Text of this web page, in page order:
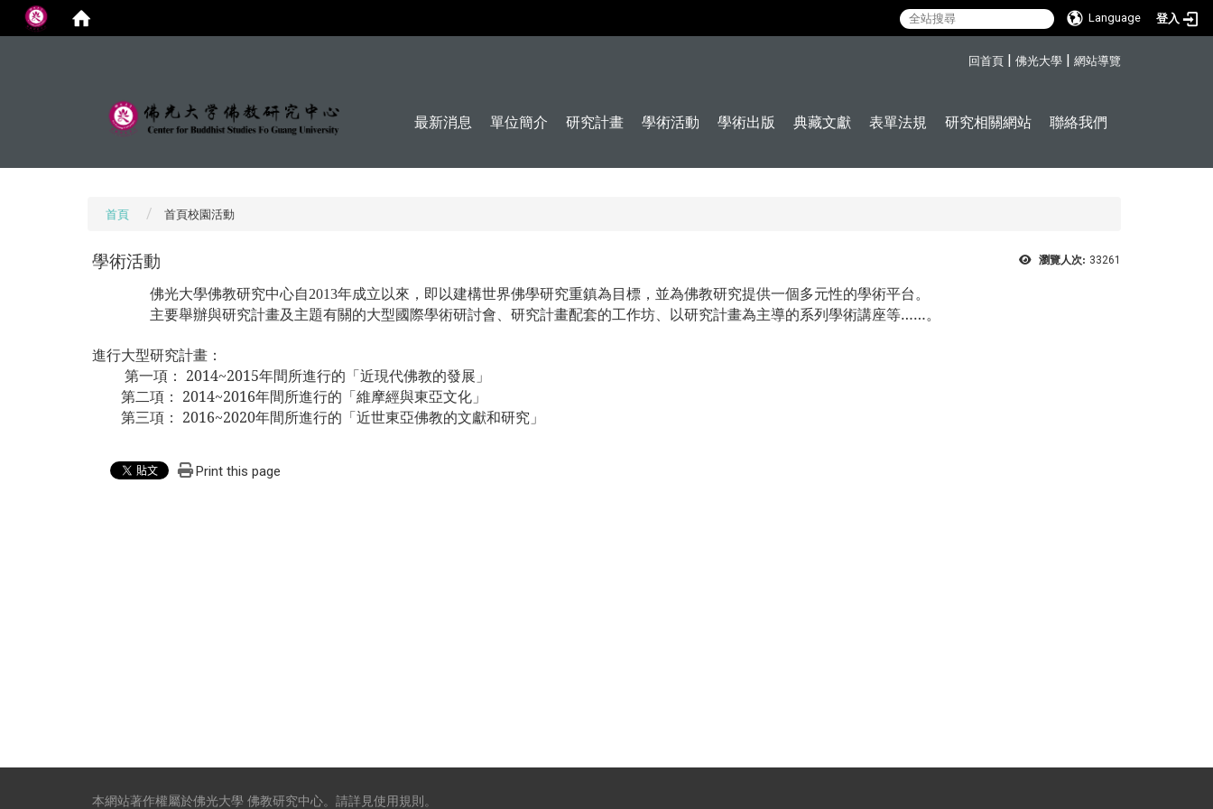
Language 登入
回首頁 | 佛光大學 | 網站導覽
最新消息
單位簡介 研究計畫 學術活動 學術出版 典藏文獻 表單法規 研究相關網站 聯絡我們
首頁 首頁校園活動
瀏覽人次: 33261
學術活動
佛光大學佛教研究中心自2013年成立以來，即以建構世界佛學研究重鎮為目標，並為佛教研究提供一個多元性的學術平台。
主要舉辦與研究計畫及主題有關的大型國際學術研討會、 研究計畫配套的工作坊、 以研究計畫為主導的系列學術講座等……。
進行大型研究計畫：
第一項： 2014~2015年間所進行的「近現代佛教的發展」
第二項： 2014~2016年間所進行的「維摩經與東亞文化」
第三項： 2016~2020年間所進行的「近世東亞佛教的文獻和研究」
Print this page
本網站著作權屬於佛光大學 佛教研究中心。請詳見使用規則 。